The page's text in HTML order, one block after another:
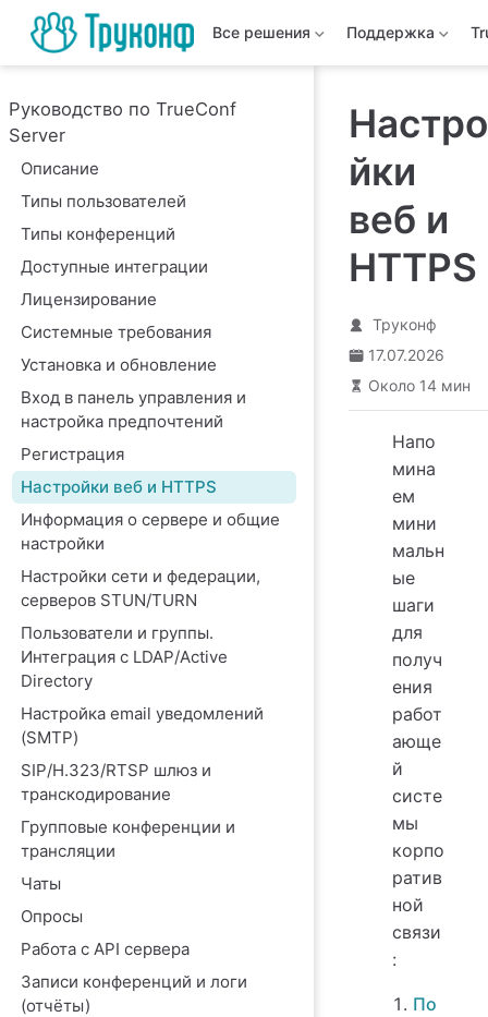
Все решения Поддержка
Руководство по TrueConf
Server
Описание
Типы пользователей
Типы конференций
Доступные интеграции
Лицензирование
Системные требования
Установка и обновление
Вход в панель управления и
настройка предпочтений
Регистрация
Настройки веб и HTTPS
Информация о сервере и общие
настройки
Настройки сети и федерации,
серверов STUN/TURN
Пользователи и группы.
Интеграция с LDAP/Active
Directory
Настройка email уведомлений
(SMTP)
SIP/H.323/RTSP шлюз и
транскодирование
Групповые конференции и
трансляции
Чаты
Опросы
Работа с API сервера
Записи конференций и логи
(отчёты)
Настро
йки
веб и
HTTPS
Труконф
17.07.2026
Около 14 мин
Напо
мина
ем
мини
мальн
ые
шаги
для
получ
ения
работ
ающе
й
систе
мы
корпо
ратив
ной
связи
:
По